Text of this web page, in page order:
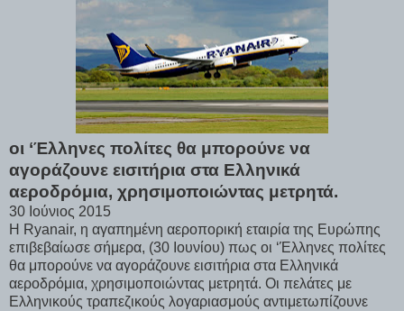
οι ‘Έλληνες πολίτες θα μπορούνε να
αγοράζουνε εισιτήρια στα Ελληνικά
αεροδρόμια, χρησιμοποιώντας μετρητά.
30 Ιούνιος 2015
H Ryanair, η αγαπημένη αεροπορική εταιρία της Ευρώπης
επιβεβαίωσε σήμερα, (30 Ιουνίου) πως οι ‘Έλληνες πολίτες
θα μπορούνε να αγοράζουνε εισιτήρια στα Ελληνικά
αεροδρόμια, χρησιμοποιώντας μετρητά. Οι πελάτες με
Ελληνικούς τραπεζικούς λογαριασμούς αντιμετωπίζουνε